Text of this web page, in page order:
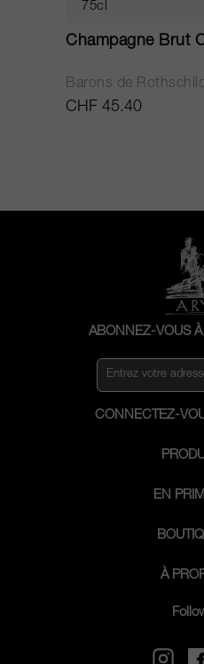
75cl
Champagne Brut
Barons de
CHF 45.40
ABONNEZ-VOUS
CONNECTEZ-
EN
À